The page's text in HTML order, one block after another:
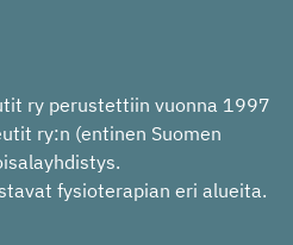
ry perustettiin vuonna 1997
ry:n (entinen Suomen
fysioterapian eri alueita.